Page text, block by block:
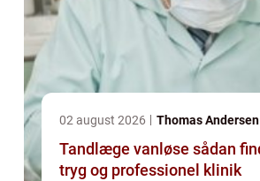
02 august 2026 Thomas Andersen
Tandlæge vanløse sådan finder du en
tryg og professionel klinik